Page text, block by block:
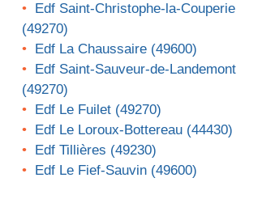
Edf Saint-Christophe-la-Couperie
(49270)
Edf La Chaussaire (49600)
Edf Saint-Sauveur-de-Landemont
(49270)
Edf Le Fuilet (49270)
Edf Le Loroux-Bottereau (44430)
Edf Tillières (49230)
Edf Le Fief-Sauvin (49600)